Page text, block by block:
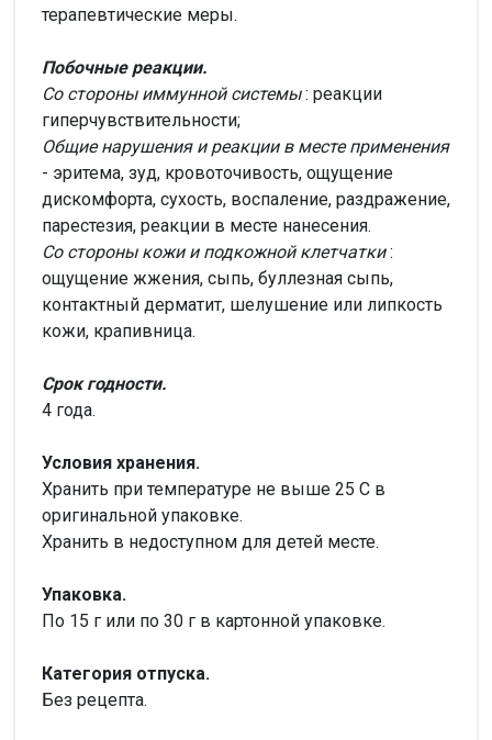
терапевтические меры.
Побочные реакции.
Со стороны иммунной системы: реакции
гиперчувствительности;
Общие нарушения и реакции в месте применения
- эритема, зуд, кровоточивость, ощущение
дискомфорта, сухость, воспаление, раздражение,
парестезия, реакции в месте нанесения.
Со стороны кожи и подкожной клетчатки:
ощущение жжения, сыпь, буллезная сыпь,
контактный дерматит, шелушение или липкость
кожи, крапивница.
Срок годности.
4 года.
Условия хранения.
Хранить при температуре не выше 25 С в
оригинальной упаковке.
Хранить в недоступном для детей месте.
Упаковка.
По 15 г или по 30 г в картонной упаковке.
Категория отпуска.
Без рецепта.